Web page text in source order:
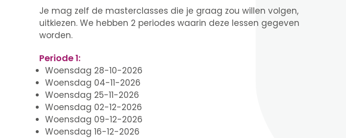
Je mag zelf de masterclasses die je graag zou willen volgen,
uitkiezen. We hebben 2 periodes waarin deze lessen gegeven
worden.
Periode 1:
Woensdag 28-10-2026
Woensdag 04-11-2026
Woensdag 25-11-2026
Woensdag 02-12-2026
Woensdag 09-12-2026
Woensdag 16-12-2026